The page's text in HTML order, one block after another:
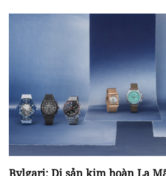
Bvlgari: Di sản kim hoàn La